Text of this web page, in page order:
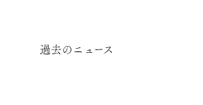
過去のニュース